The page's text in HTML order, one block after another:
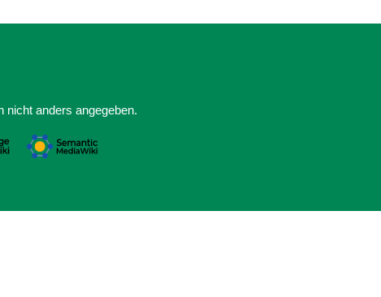
nicht anders angegeben.